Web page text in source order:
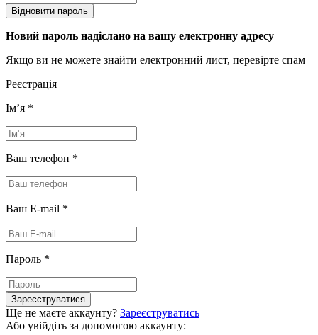
Відновити пароль
Новий пароль надіслано на вашу електронну адресу
Якщо ви не можете знайти електронний лист, перевірте спам
Реєстрація
Імʼя *
Ваш телефон *
Ваш E-mail *
Пароль *
Зареєструватися
Ще не маєте аккаунту? Зареєструватись
Або увійдіть за допомогою аккаунту: